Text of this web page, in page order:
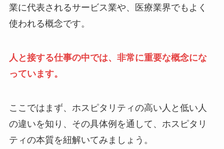
業に代表されるサービス業や、医療業界でもよく
使われる概念です。
人と接する仕事の中では、非常に重要な概念にな
っています。
ここではまず、ホスピタリティの高い人と低い人
の違いを知り、その具体例を通して、ホスピタリ
ティの本質を紐解いてみましょう。